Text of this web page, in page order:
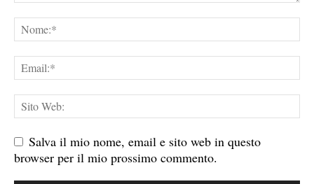
Salva il mio nome, email e sito web in questo
browser per il mio prossimo commento.